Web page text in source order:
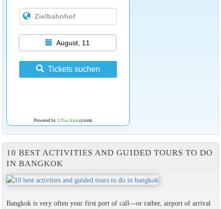
August, 11
Tickets suchen
Powered by 12Go Asiasystem
10 BEST ACTIVITIES AND GUIDED TOURS TO DO
IN BANGKOK
Bangkok is very often your first port of call—or rather, airport of arrival